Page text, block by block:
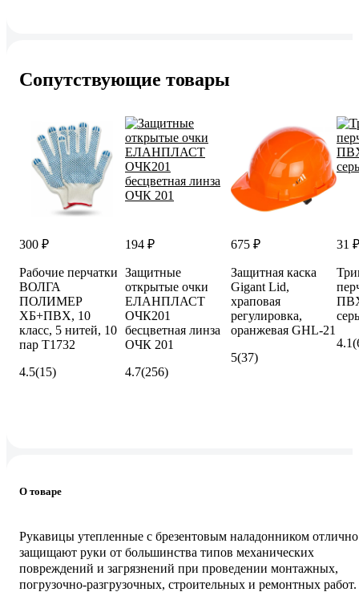
Сопутствующие товары
300 ₽
Рабочие перчатки
ВОЛГА
ПОЛИМЕР
ХБ+ПВХ, 10
класс, 5 нитей, 10
пар Т1732
4.5(15)
194 ₽
Защитные
открытые очки
ЕЛАНПЛАСТ
ОЧК201
бесцветная линза
ОЧК 201
4.7(256)
675 ₽
Защитная каска
Gigant Lid,
храповая
регулировка,
оранжевая GHL-21
5(37)
31
4.1
О товаре
Рукавицы утепленные с брезентовым наладонником отлично
защищают руки от большинства типов механических
повреждений и загрязнений при проведении монтажных,
погрузочно-разгрузочных, строительных и ремонтных работ.